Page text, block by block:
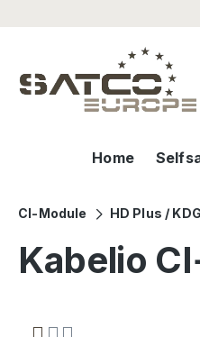
Home
CI-Module HD Plus / KDG
Kabelio